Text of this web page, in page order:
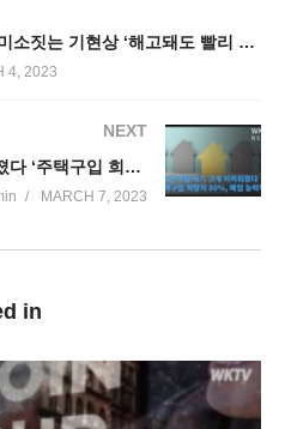
미국 해고돼도 미소짓는 기현상 ‘해고돼도 빨리 재취업, 연봉삭감도 없다’
4, 2023
NEXT
미국민 내집 사기 크게 어려워졌다 ‘주택구입 희망자들의 80%나 매입 능력부족’
MARCH 7, 2023
in